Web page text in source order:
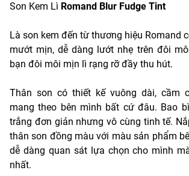
Son Kem Lì Romand Blur Fudge Tint
Là son kem đến từ thương hiệu Romand
mướt mịn, dễ dàng lướt nhẹ trên đôi
bạn đôi môi mịn lì rạng rỡ đầy thu hút.
Thân son có thiết kế vuông dài, cầm
mang theo bên mình bất cứ đâu. Bao
trắng đơn giản nhưng vô cùng tinh tế.
thân son đồng màu với màu sản phẩm
dễ dàng quan sát lựa chọn cho mình
nhất.